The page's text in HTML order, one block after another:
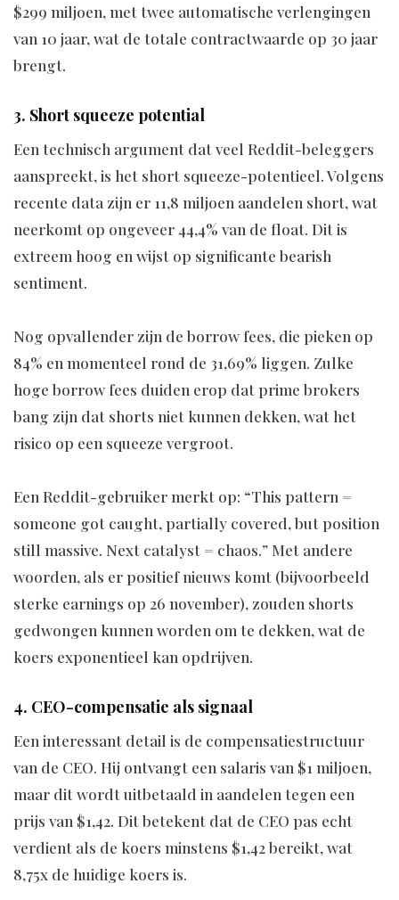
$299 miljoen, met twee automatische verlengingen
van 10 jaar, wat de totale contractwaarde op 30 jaar
brengt.
3. Short squeeze potential
Een technisch argument dat veel Reddit-beleggers
aanspreekt, is het short squeeze-potentieel. Volgens
recente data zijn er 11,8 miljoen aandelen short, wat
neerkomt op ongeveer 44,4% van de float. Dit is
extreem hoog en wijst op significante bearish
sentiment.
Nog opvallender zijn de borrow fees, die pieken op
84% en momenteel rond de 31,69% liggen. Zulke
hoge borrow fees duiden erop dat prime brokers
bang zijn dat shorts niet kunnen dekken, wat het
risico op een squeeze vergroot.
Een Reddit-gebruiker merkt op: “This pattern =
someone got caught, partially covered, but position
still massive. Next catalyst = chaos.” Met andere
woorden, als er positief nieuws komt (bijvoorbeeld
sterke earnings op 26 november), zouden shorts
gedwongen kunnen worden om te dekken, wat de
koers exponentieel kan opdrijven.
4. CEO-compensatie als signaal
Een interessant detail is de compensatiestructuur
van de CEO. Hij ontvangt een salaris van $1 miljoen,
maar dit wordt uitbetaald in aandelen tegen een
prijs van $1,42. Dit betekent dat de CEO pas echt
verdient als de koers minstens $1,42 bereikt, wat
8,75x de huidige koers is.